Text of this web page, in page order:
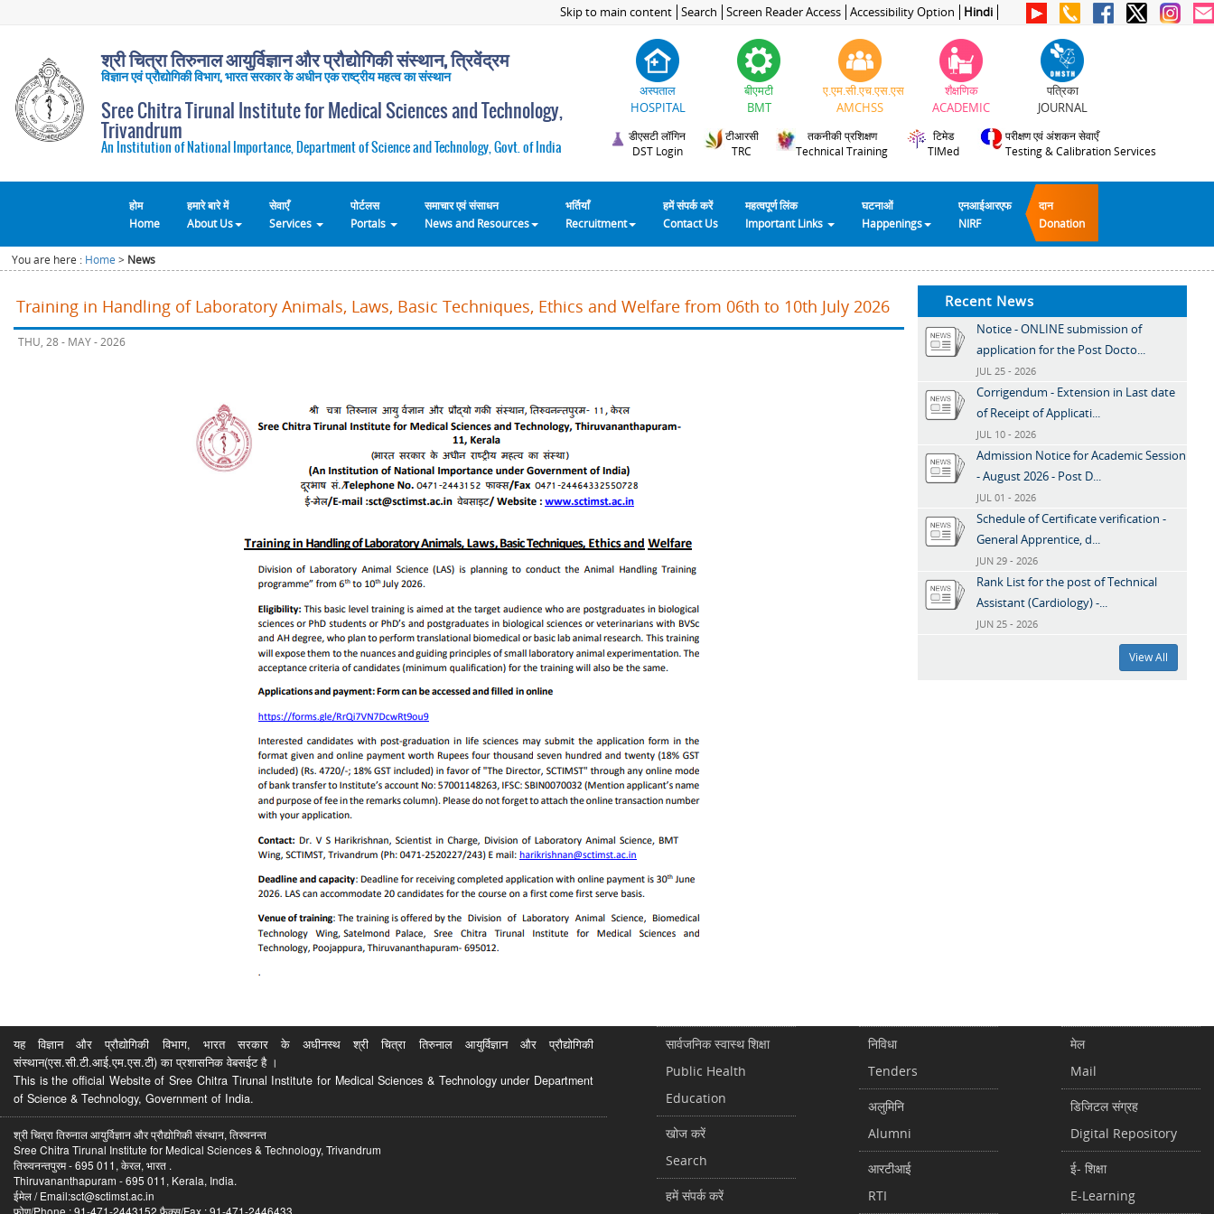
Skip to main content Search Screen Reader Access Accessibility Option Hindi
श्री चित्रा तिरुनाल आयुर्विज्ञान और प्रौद्योगिकी संस्थान, त्रिवेंद्रम
विज्ञान एवं प्रौद्योगिकी विभाग, भारत सरकार के अधीन एक राष्ट्रीय महत्व का संस्थान
Sree Chitra Tirunal Institute for Medical Sciences and Technology,
Trivandrum
An Institution of National Importance, Department of Science and Technology, Govt. of India
अस्पताल
HOSPITAL
बीएमटी
BMT
ए.एम.सी.एच.एस.एस
AMCHSS
शैक्षणिक
ACADEMIC
पत्रिका
JOURNAL
डीएसटी लॉगिन
DST Login
टीआरसी
TRC
तकनीकी प्रशिक्षण
Technical Training
टिमेड
TIMed
परीक्षण एवं अंशकन सेवाएँ
Testing & Calibration Services
होम
Home
हमारे बारे में
About Us
सेवाएँ
Services
पोर्टलस
Portals
समाचार एवं संसाधन
News and Resources
भर्तियाँ
Recruitment
हमें संपर्क करें
Contact Us
महत्वपूर्ण लिंक
Important Links
घटनाओं
Happenings
एनआईआरएफ
NIRF
दान
Donation
You are here : Home > News
Training in Handling of Laboratory Animals, Laws, Basic Techniques, Ethics and Welfare from 06th to 10th July 2026
THU, 28 - MAY - 2026
Recent News
Notice - ONLINE submission of
application for the Post Docto...
JUL 25 - 2026
Corrigendum - Extension in Last date
of Receipt of Applicati...
JUL 10 - 2026
Admission Notice for Academic Session
- August 2026 - Post D...
JUL 01 - 2026
Schedule of Certificate verification -
General Apprentice, d...
JUN 29 - 2026
Rank List for the post of Technical
Assistant (Cardiology) -...
JUN 25 - 2026
View All
यह विज्ञान और प्रौद्योगिकी विभाग, भारत सरकार के अधीनस्थ श्री चित्रा तिरुनाल आयुर्विज्ञान और प्रौद्योगिकी
संस्थान(एस.सी.टी.आई.एम.एस.टी) का प्रशासनिक वेबसईट है ।
This is the official Website of Sree Chitra Tirunal Institute for Medical Sciences & Technology under Department
of Science & Technology, Government of India.
श्री चित्रा तिरुनाल आयुर्विज्ञान और प्रौद्योगिकी संस्थान, तिरुवनन्त
Sree Chitra Tirunal Institute for Medical Sciences & Technology, Trivandrum
तिरुवनन्तपुरम - 695 011, केरल, भारत .
Thiruvananthapuram - 695 011, Kerala, India.
ईमेल / Email:sct@sctimst.ac.in
फोण/Phone : 91-471-2443152 फैक्स/Fax : 91-471-2446433
सार्वजनिक स्वास्थ शिक्षा
Public Health
Education
खोज करें
Search
हमें संपर्क करें
निविधा
Tenders
अलुमिनि
Alumni
आरटीआई
RTI
मेल
Mail
डिजिटल संग्रह
Digital Repository
ई- शिक्षा
E-Learning